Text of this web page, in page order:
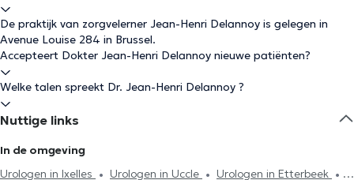
De praktijk van zorgvelerner Jean-Henri Delannoy is gelegen in
Avenue Louise 284 in Brussel.
Accepteert Dokter Jean-Henri Delannoy nieuwe patiënten?
Welke talen spreekt Dr. Jean-Henri Delannoy ?
Nuttige links
In de omgeving
Urologen in Ixelles
Urologen in Uccle
Urologen in Etterbeek